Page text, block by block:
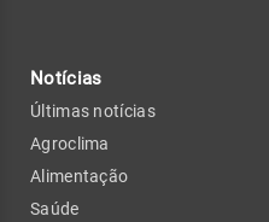
Notícias
Últimas notícias
Agroclima
Alimentação
Saúde